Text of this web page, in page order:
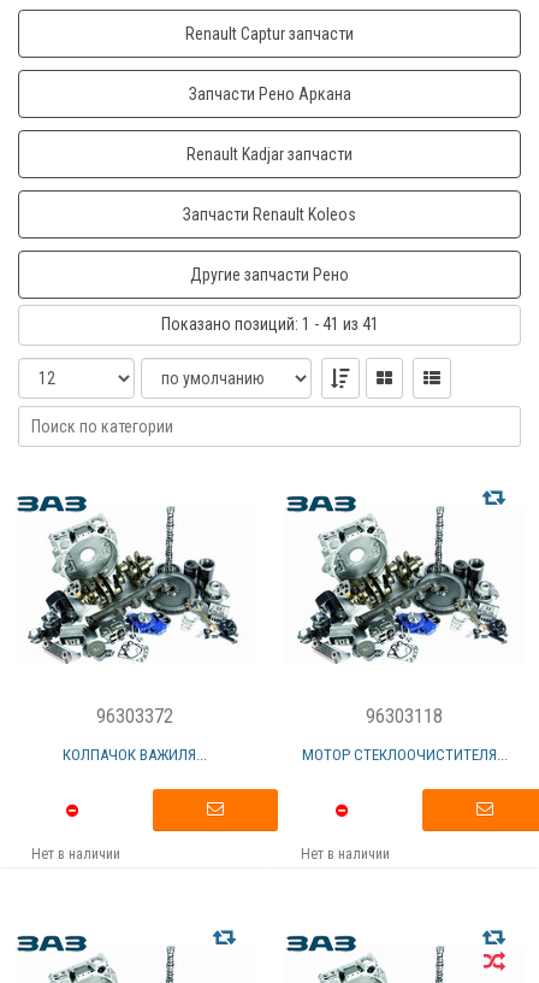
Renault Captur запчасти
Запчасти Рено Аркана
Renault Kadjar запчасти
Запчасти Renault Koleos
Другие запчасти Рено
Показано позиций: 1 - 41 из 41
96303372
КОЛПАЧОК ВАЖИЛЯ...
Нет в наличии
96303118
МОТОР СТЕКЛООЧИСТИТЕЛЯ...
Нет в наличии